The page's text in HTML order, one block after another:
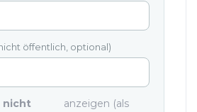
öffentlich, optional)
nicht
anzeigen (als